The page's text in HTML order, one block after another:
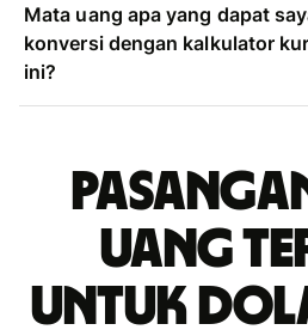
Mata uang apa yang dapat
konversi dengan kalkulator
ini?
uang
untuk